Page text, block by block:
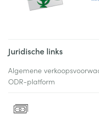
Juridische links
Algemene
ODR-platform